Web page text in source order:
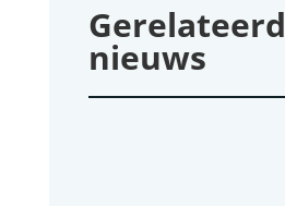
Gerelateerd
nieuws